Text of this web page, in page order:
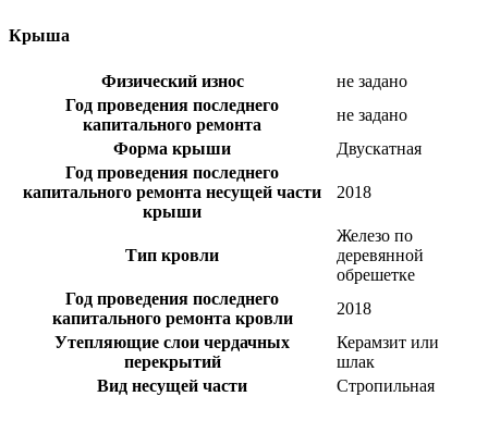
Крыша
Физический износ
не задано
Год проведения последнего
капитального ремонта
не задано
Форма крыши
Двускатная
Год проведения последнего
капитального ремонта несущей части
крыши
2018
Тип кровли
Железо по
деревянной
обрешетке
Год проведения последнего
капитального ремонта кровли
2018
Утепляющие слои чердачных
перекрытий
Керамзит или
шлак
Вид несущей части
Стропильная